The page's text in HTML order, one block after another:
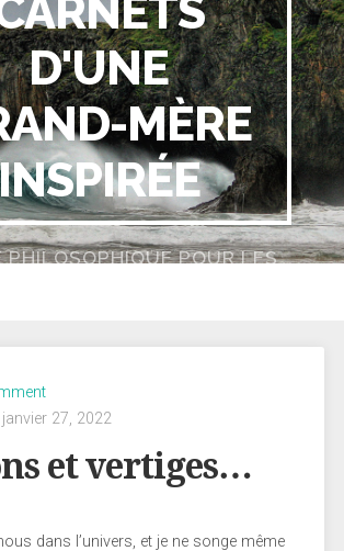
D'UNE
MÈRE
PHILOSOPHIQUE POUR LES
27, 2022
et vertiges…
dans l’univers, et je ne songe même